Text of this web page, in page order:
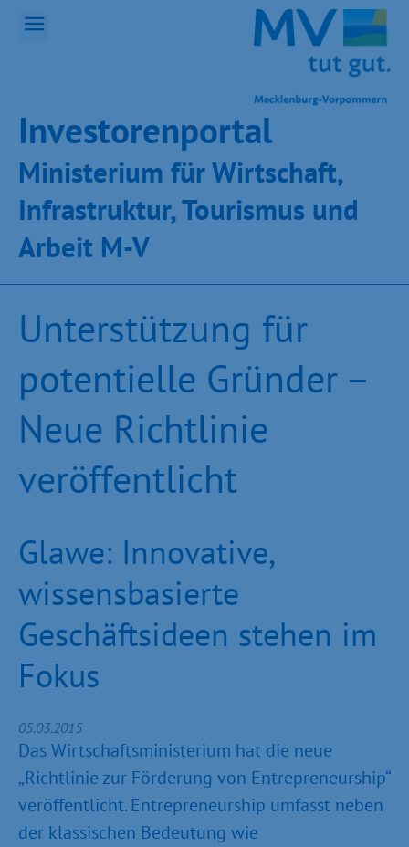
Inves­toren­por­tal
Ministeri­um für Wirt­schaft,
Infra­struk­tur, Tou­ris­mus und
Ar­beit M-V
Unterstützung für
potentielle Gründer –
Neue Richtlinie
veröffentlicht
Glawe: Innovative,
wissensbasierte
Geschäftsideen stehen im
Fokus
05.03.2015
Das Wirtschaftsministerium hat die neue
„Richtlinie zur Förderung von Entrepreneurship“
veröffentlicht. Entrepreneurship umfasst neben
der klassischen Bedeutung wie